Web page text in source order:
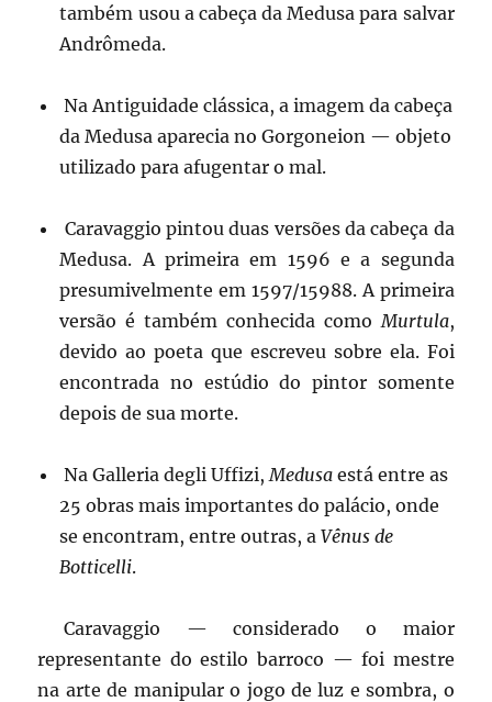
também usou a cabeça da Medusa para salvar
Andrômeda.
Na Antiguidade clássica, a imagem da cabeça
da Medusa aparecia no Gorgoneion — objeto
utilizado para afugentar o mal.
Caravaggio pintou duas versões da cabeça da
Medusa. A primeira em 1596 e a segunda
presumivelmente em 1597/15988. A primeira
versão é também conhecida como Murtula,
devido ao poeta que escreveu sobre ela. Foi
encontrada no estúdio do pintor somente
depois de sua morte.
Na Galleria degli Uffizi, Medusa está entre as
25 obras mais importantes do palácio, onde
se encontram, entre outras, aVênus de
Botticelli.
Caravaggio — considerado o maior
representante do estilo barroco — foi mestre
na arte de manipular o jogo de luz e sombra, o